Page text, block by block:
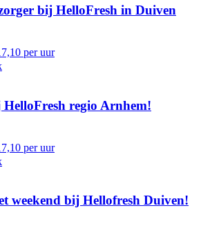
bij HelloFresh in Duiven
per uur
regio Arnhem!
per uur
weekend bij Hellofresh Duiven!